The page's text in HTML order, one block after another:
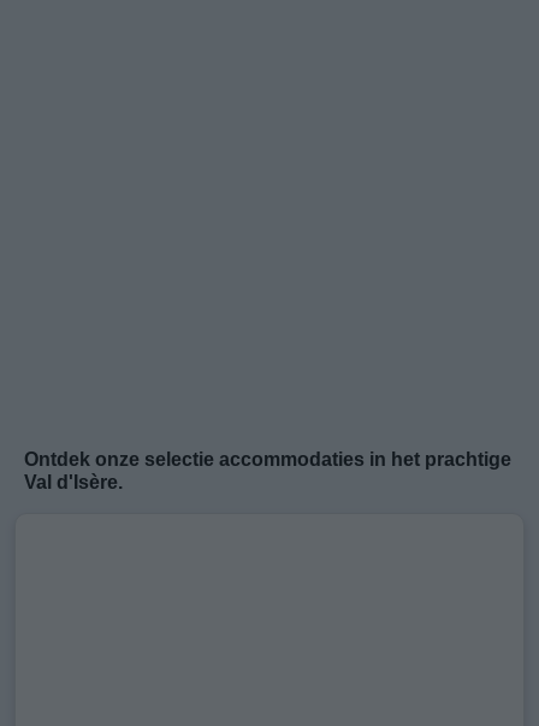
Ontdek onze selectie accommodaties in het prachtige
Val d'Isère.